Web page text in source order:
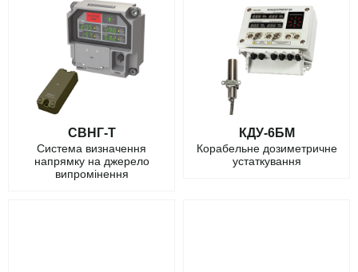
СВНГ-Т
Система визначення
напрямку на джерело
випромінення
КДУ-6БМ
Корабельне дозиметричне
устаткування